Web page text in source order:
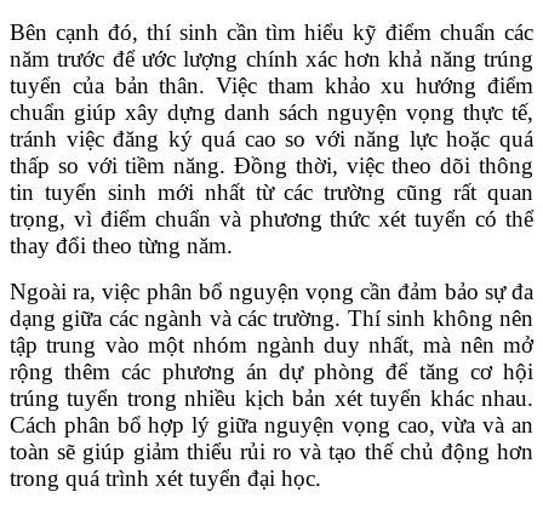
Bên cạnh đó, thí sinh cần tìm hiểu kỹ điểm chuẩn các
năm trước để ước lượng chính xác hơn khả năng trúng
tuyển của bản thân. Việc tham khảo xu hướng điểm
chuẩn giúp xây dựng danh sách nguyện vọng thực tế,
tránh việc đăng ký quá cao so với năng lực hoặc quá
thấp so với tiềm năng. Đồng thời, việc theo dõi thông
tin tuyển sinh mới nhất từ các trường cũng rất quan
trọng, vì điểm chuẩn và phương thức xét tuyển có thể
thay đổi theo từng năm.
Ngoài ra, việc phân bổ nguyện vọng cần đảm bảo sự đa
dạng giữa các ngành và các trường. Thí sinh không nên
tập trung vào một nhóm ngành duy nhất, mà nên mở
rộng thêm các phương án dự phòng để tăng cơ hội
trúng tuyển trong nhiều kịch bản xét tuyển khác nhau.
Cách phân bổ hợp lý giữa nguyện vọng cao, vừa và an
toàn sẽ giúp giảm thiểu rủi ro và tạo thế chủ động hơn
trong quá trình xét tuyển đại học.